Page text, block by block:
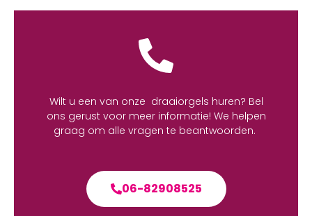
Wilt u een van onze draaiorgels huren? Bel
ons gerust voor meer informatie! We helpen
graag om alle vragen te beantwoorden.
06-82908525